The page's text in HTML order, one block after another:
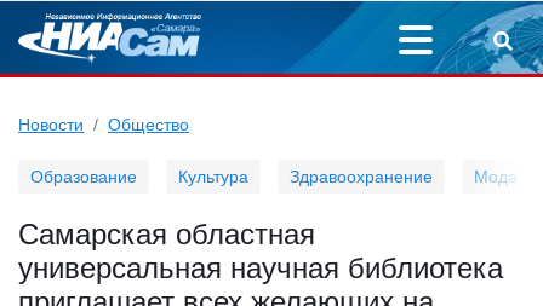
Новости Общество
Образование Культура Здравоохранение Мода
Самарская областная
универсальная научная библиотека